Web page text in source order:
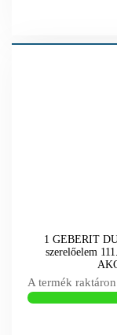
1 GEBERIT
szerelőelem
A termék